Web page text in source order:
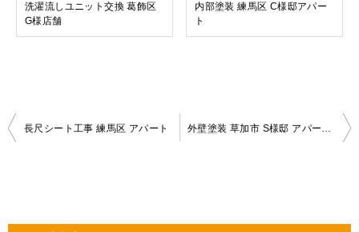
洗濯流しユニット交換 葛飾区
G様店舗
内部塗装 練馬区 C様邸アパー
ト
投
ゲ
長尺シート工事 練馬区 アパート 外壁塗装 草加市 S様邸 アパートII